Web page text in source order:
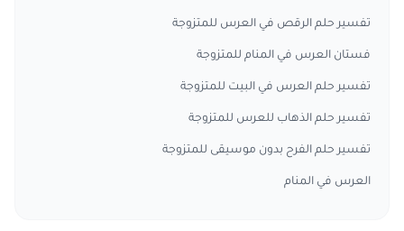
تفسير حلم الرقص في العرس للمتزوجة
فستان العرس في المنام للمتزوجة
تفسير حلم العرس في البيت للمتزوجة
تفسير حلم الذهاب للعرس للمتزوجة
تفسير حلم الفرح بدون موسيقى للمتزوجة
العرس في المنام